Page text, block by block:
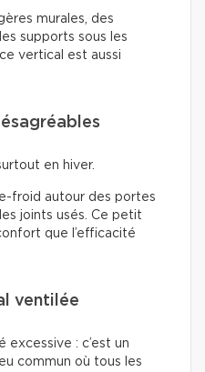
murales, des
supports sous les
vertical est aussi
en hiver.
froid autour des portes
joints usés. Ce petit
que l’efficacité
ventilée
excessive : c’est un
commun où tous les